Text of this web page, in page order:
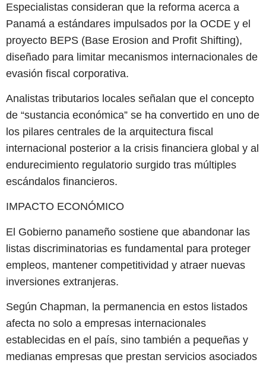
Especialistas consideran que la reforma acerca a
Panamá a estándares impulsados por la OCDE y el
proyecto BEPS (Base Erosion and Profit Shifting),
diseñado para limitar mecanismos internacionales de
evasión fiscal corporativa.
Analistas tributarios locales señalan que el concepto
de “sustancia económica” se ha convertido en uno de
los pilares centrales de la arquitectura fiscal
internacional posterior a la crisis financiera global y al
endurecimiento regulatorio surgido tras múltiples
escándalos financieros.
IMPACTO ECONÓMICO
El Gobierno panameño sostiene que abandonar las
listas discriminatorias es fundamental para proteger
empleos, mantener competitividad y atraer nuevas
inversiones extranjeras.
Según Chapman, la permanencia en estos listados
afecta no solo a empresas internacionales
establecidas en el país, sino también a pequeñas y
medianas empresas que prestan servicios asociados